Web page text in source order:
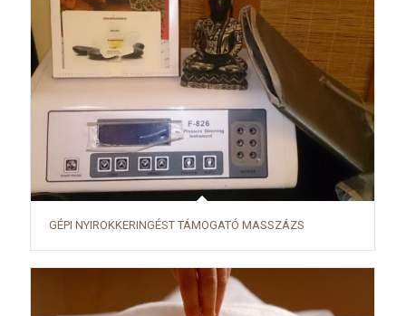
GÉPI NYIROKKERINGÉST TÁMOGATÓ MASSZÁZS